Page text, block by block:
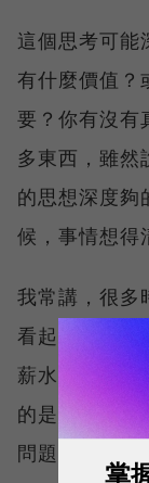
這個思考可
有什麼價值？
要？你有沒
多東西，雖然
的思想深度夠
候，事情想得
我常講，很多
看起來好像很
薪水或職稱要
的是錢的話，
問題是那樣的
掌